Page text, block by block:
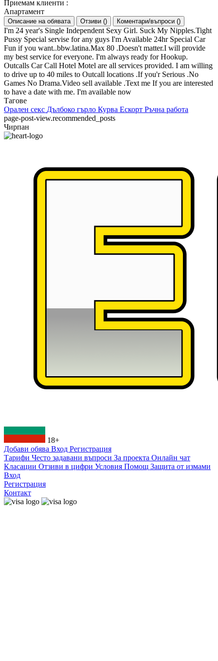
Приемам клиенти :
Апартамент
Описание на обявата Отзиви () Коментари/въпроси ()
I'm 24 year's Single Independent Sexy Girl. Suck My Nipples.Tight
Pussy Special servise for any guys I'm Available 24hr Special Car
Fun if you want..bbw.latina.Max 80 .Doesn't matter.I will provide
my best service for everyone. I'm always ready for Hookup.
Outcalls Car Call Hotel Motel are all services provided. I am willing
to drive up to 40 miles to Outcall locations .If you'r Serious .No
Games No Drama.Video sell available .Text me If you are interested
to have a date with me. I'm available now
Тагове
Орален секс Дълбоко гърло Курва Ескорт Ръчна работа
page-post-view.recommended_posts
Чирпан
18+
Добави обява Вход Регистрация
Тарифи Често задавани въпроси За проекта Онлайн чат
Класации Отзиви в цифри Условия Помощ Защита от измами
Вход
Регистрация
Контакт